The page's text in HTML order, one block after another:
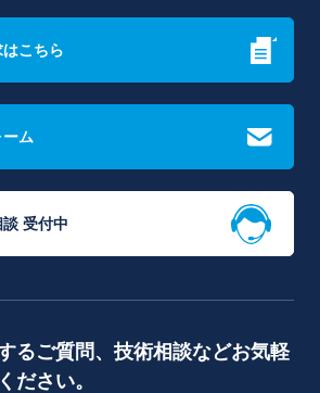
こちら
ム
受付中
るご質問、技術相談などお気軽
ださい。